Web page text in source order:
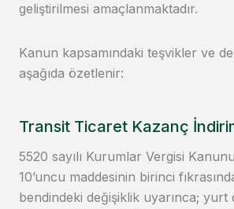
geliştirilmesi amaçlanmaktadır.
Kanun kapsamındaki teşvikler ve
aşağıda özetlenir:
Transit Ticaret Kazanç
5520 sayılı Kurumlar Vergisi
10’uncu maddesinin birinci
bendindeki değişiklik uyarınca; yurt